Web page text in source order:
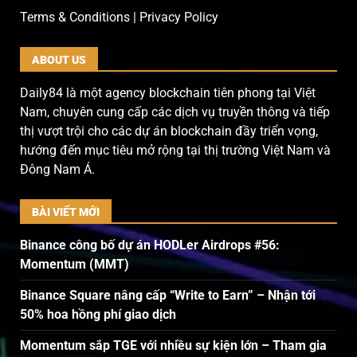
Terms & Conditions | Privacy Policy
ABOUT US
Daily84 là một agency blockchain tiên phong tại Việt
Nam, chuyên cung cấp các dịch vụ truyền thông và tiếp
thị vượt trội cho các dự án blockchain đầy triển vọng,
hướng đến mục tiêu mở rộng tại thị trường Việt Nam và
Đông Nam Á.
BÀI VIẾT MỚI
Binance công bố dự án HODLer Airdrops #56:
Momentum (MMT)
Binance Square nâng cấp “Write to Earn” – Nhận tới
50% hoa hồng phí giao dịch
Momentum sắp TGE với nhiều sự kiện lớn – Tham gia